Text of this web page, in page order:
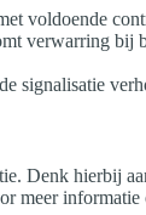
voldoende
verwarring bij
signalisatie
Denk hierbij
meer